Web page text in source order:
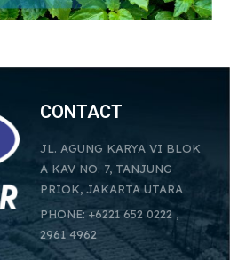
CONTACT
JL. AGUNG KARYA VI BLOK
A KAV NO. 7, TANJUNG
PRIOK, JAKARTA UTARA
PHONE: +6221 652 0222 ,
2961 4962